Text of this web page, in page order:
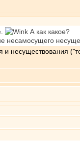
А как какое?
несамосущего
несуществования